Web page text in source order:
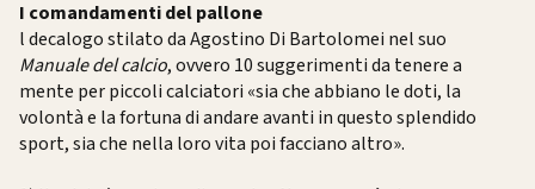
I comandamenti del pallone
l decalogo stilato da Agostino Di Bartolomei nel suo
Manuale del calcio, ovvero 10 suggerimenti da tenere a
mente per piccoli calciatori «sia che abbiano le doti, la
volontà e la fortuna di andare avanti in questo splendido
sport, sia che nella loro vita poi facciano altro».